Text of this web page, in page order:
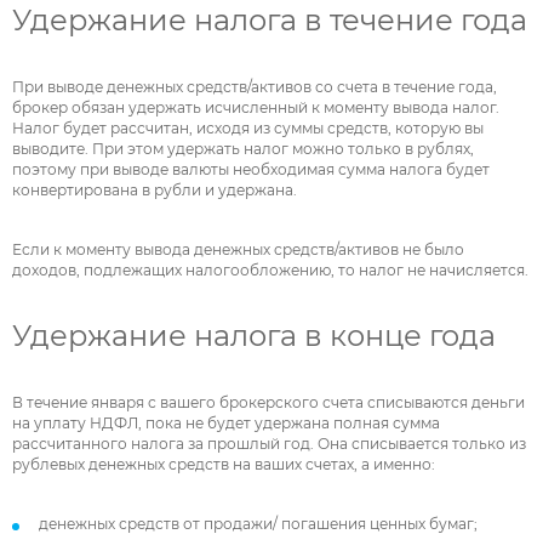
Удержание налога в течение года
При выводе денежных средств/активов со счета в течение года,
брокер обязан удержать исчисленный к моменту вывода налог.
Налог будет рассчитан, исходя из суммы средств, которую вы
выводите. При этом удержать налог можно только в рублях,
поэтому при выводе валюты необходимая сумма налога будет
конвертирована в рубли и удержана.
Если к моменту вывода денежных средств/активов не было
доходов, подлежащих налогообложению, то налог не начисляется.
Удержание налога в конце года
В течение января с вашего брокерского счета списываются деньги
на уплату НДФЛ, пока не будет удержана полная сумма
рассчитанного налога за прошлый год. Она списывается только из
рублевых денежных средств на ваших счетах, а именно:
денежных средств от продажи/ погашения ценных бумаг;